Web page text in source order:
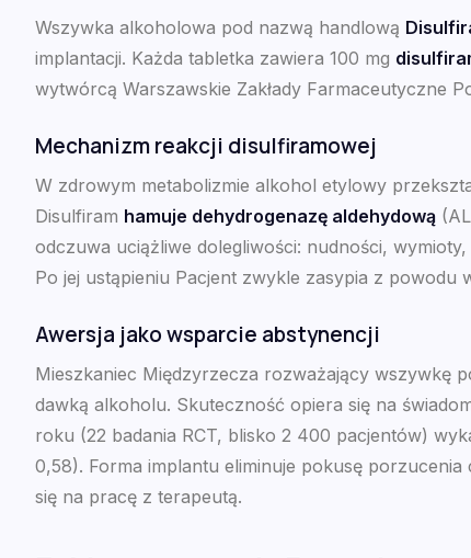
Wszywka alkoholowa pod nazwą handlową
implantacji. Każda tabletka zawiera 100 mg
wytwórcą Warszawskie Zakłady Farmaceutyczne
Mechanizm reakcji disulfiramowej
W zdrowym metabolizmie alkohol etylowy
Disulfiram hamuje dehydrogenazę aldehydową
odczuwa uciążliwe dolegliwości: nudności,
Po jej ustąpieniu Pacjent zwykle zasypia z powodu
Awersja jako wsparcie abstynencji
Mieszkaniec Międzyrzecza rozważający wszywkę
dawką alkoholu. Skuteczność opiera się na
roku (22 badania RCT, blisko 2 400 pacjentów)
0,58). Forma implantu eliminuje pokusę
się na pracę z terapeutą.